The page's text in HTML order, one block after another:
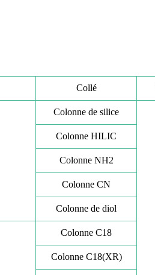
Collé
Colonne de silice
Colonne HILIC
Colonne NH2
Colonne CN
Colonne de diol
Colonne C18
Colonne C18(XR)